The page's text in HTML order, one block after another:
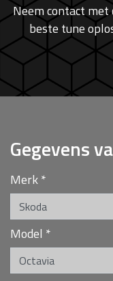
Neem contact met
beste tune
Gegevens
Merk*
Model *